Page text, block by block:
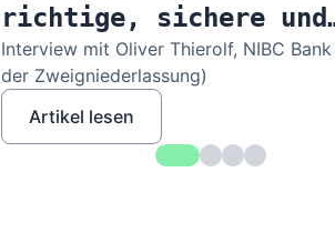
richtige, sichere und
zuverlässige Produkt
Interview mit Oliver Thierolf, NIBC
der Zweigniederlassung)
Artikel lesen